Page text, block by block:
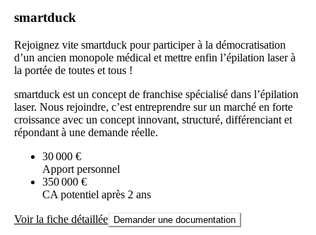
smartduck
Rejoignez vite smartduck pour participer à la démocratisation
d’un ancien monopole médical et mettre enfin l’épilation laser à
la portée de toutes et tous !
smartduck est un concept de franchise spécialisé dans l’épilation
laser. Nous rejoindre, c’est entreprendre sur un marché en forte
croissance avec un concept innovant, structuré, différenciant et
répondant à une demande réelle.
30 000 €
Apport personnel
350 000 €
CA potentiel après 2 ans
Voir la fiche détaillée Demander une documentation